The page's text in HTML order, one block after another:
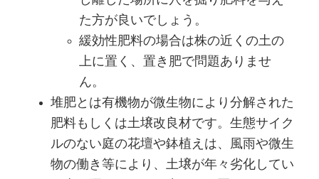
た方が良いでしょう。
緩効性肥料の場合は株の近くの土の
上に置く、置き肥で問題ありませ
ん。
堆肥とは有機物が微生物により分解された
肥料もしくは土壌改良材です。生態サイク
ルのない庭の花壇や鉢植えは、風雨や微生
物の働き等により、土壌が年々劣化してい